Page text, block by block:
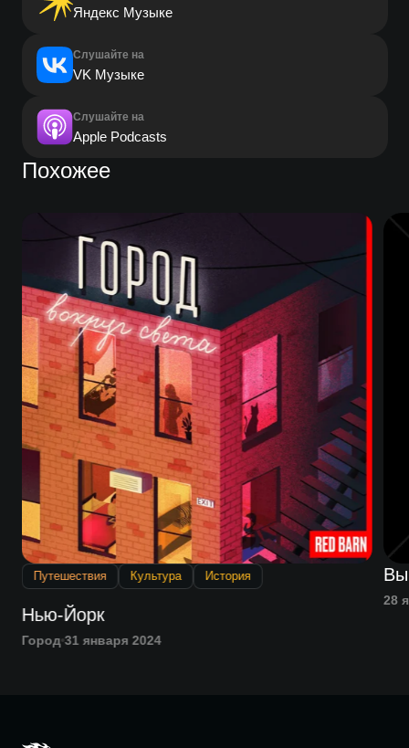
Яндекс Музыке
Слушайте на
VK Музыке
Слушайте на
Apple Podcasts
Похожее
Путешествия Культура История
Нью-Йорк
Город 31 января 2024
28